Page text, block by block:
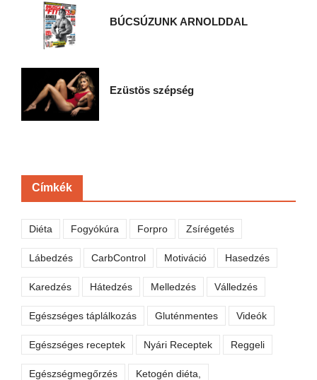
BÚCSÚZUNK ARNOLDDAL
Ezüstös szépség
Címkék
Diéta Fogyókúra Forpro Zsírégetés
Lábedzés CarbControl Motiváció Hasedzés
Karedzés Hátedzés Melledzés Válledzés
Egészséges táplálkozás Gluténmentes Videók
Egészséges receptek Nyári Receptek Reggeli
Egészségmegőrzés Ketogén diéta,